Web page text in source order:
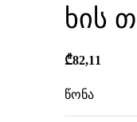
ხის
₾82,11
წონა